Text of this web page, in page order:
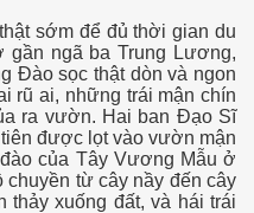
sớm để đủ thời gian du
gần ngã ba Trung Lương,
Đào sọc thật dòn và ngon
rũ ai, những trái mận chín
ra vườn. Hai ban Đạo Sĩ
được lọt vào vườn mận
của Tây Vương Mẫu ở
từ cây nầy đến cây
thảy xuống đất, và hái trái